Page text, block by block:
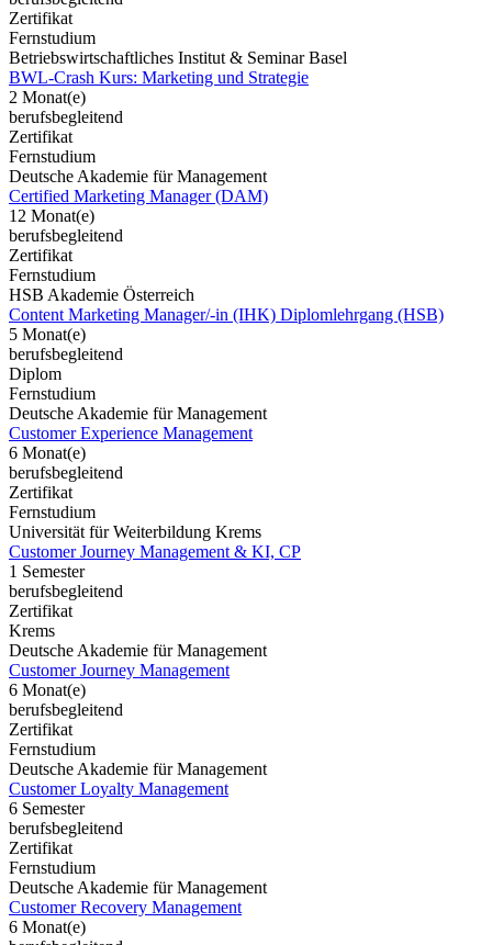
Zertifikat
Fernstudium
Betriebswirtschaftliches Institut & Seminar Basel
BWL-Crash Kurs: Marketing und Strategie
2 Monat(e)
berufsbegleitend
Zertifikat
Fernstudium
Deutsche Akademie für Management
Certified Marketing Manager (DAM)
12 Monat(e)
berufsbegleitend
Zertifikat
Fernstudium
HSB Akademie Österreich
Content Marketing Manager/-in (IHK) Diplomlehrgang (HSB)
5 Monat(e)
berufsbegleitend
Diplom
Fernstudium
Deutsche Akademie für Management
Customer Experience Management
6 Monat(e)
berufsbegleitend
Zertifikat
Fernstudium
Universität für Weiterbildung Krems
Customer Journey Management & KI, CP
1 Semester
berufsbegleitend
Zertifikat
Krems
Deutsche Akademie für Management
Customer Journey Management
6 Monat(e)
berufsbegleitend
Zertifikat
Fernstudium
Deutsche Akademie für Management
Customer Loyalty Management
6 Semester
berufsbegleitend
Zertifikat
Fernstudium
Deutsche Akademie für Management
Customer Recovery Management
6 Monat(e)